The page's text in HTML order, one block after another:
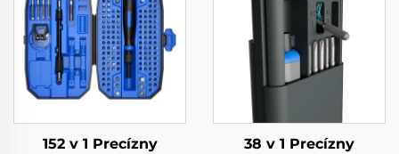
152 v 1 Precízny
38 v 1 Precízny